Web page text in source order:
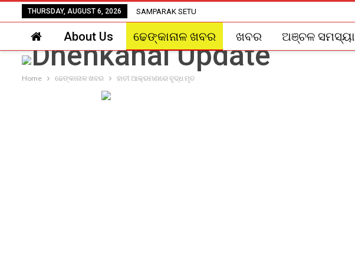
THURSDAY, AUGUST 6, 2026 SAMPARAK SETU
About Us ଢେଙ୍କାନାଳ ଖବର ଖବର ଅଞ୍ଚଳ ସମସ୍ୟା
Home ଢେଙ୍କାନାଳ ଖବର ହାତୀ ଆକ୍ରମଣରେ ବୃଦ୍ଧ ମୃତ